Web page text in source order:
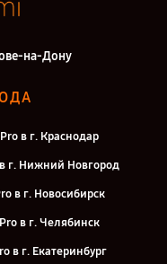
на-Дону
в г. Краснодар
г. Нижний Новгород
в г. Новосибирск
в г. Челябинск
в г. Екатеринбург